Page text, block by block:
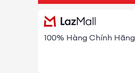
100% Hàng Chính Hãng